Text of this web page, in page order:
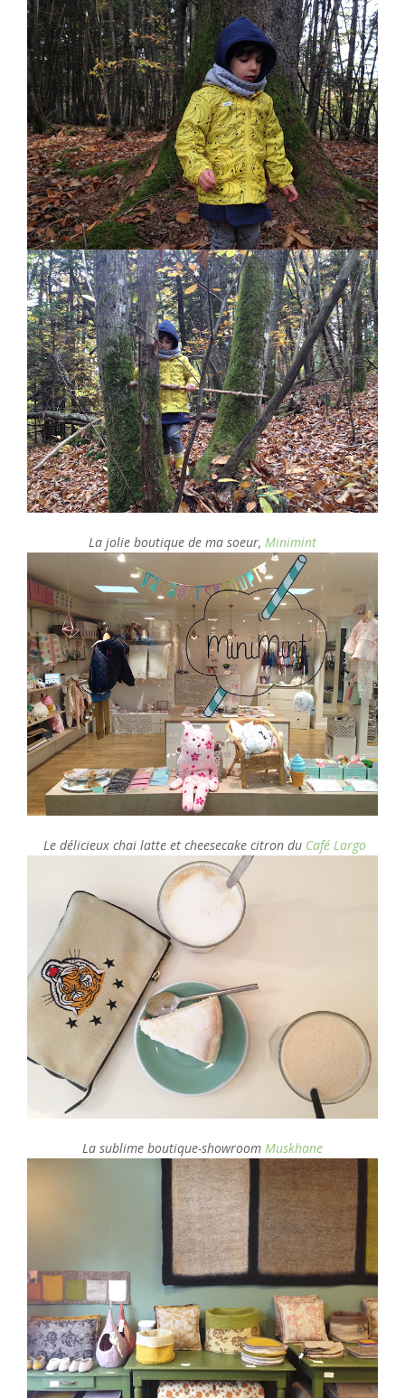
La jolie boutique de ma soeur, Minimint
Le délicieux chai latte et cheesecake citron du Café Largo
La sublime boutique-showroom Muskhane